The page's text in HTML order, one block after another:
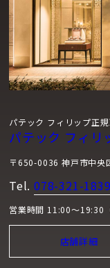
パテック フィリップ正
パテック フィリ
〒650-0036 神戸市中央
Tel. 078-321-1839
営業時間 11:00～19:30
店舗詳細